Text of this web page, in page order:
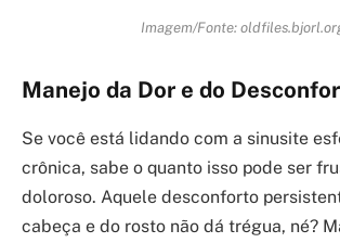
Imagem/Fonte:
Manejo da Dor e do
Se você está lidando com a sinusite
crônica, sabe o quanto isso pode ser
doloroso. Aquele desconforto
cabeça e do rosto não dá trégua, né?